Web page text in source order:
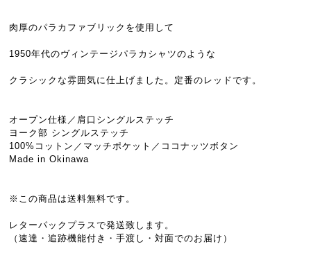
肉厚のパラカファブリックを使用して
1950年代のヴィンテージパラカシャツのような
クラシックな雰囲気に仕上げました。定番のレッドです。
オープン仕様／肩口シングルステッチ
ヨーク部 シングルステッチ
100%コットン／マッチポケット／ココナッツボタン
Made in Okinawa
※この商品は送料無料です。
レターパックプラスで発送致します。
（速達・追跡機能付き・手渡し・対面でのお届け）